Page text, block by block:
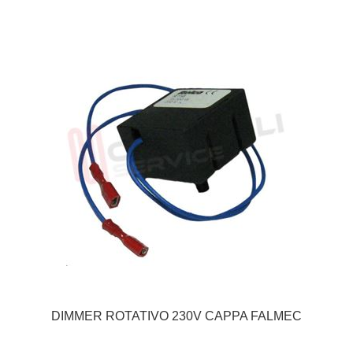
DIMMER ROTATIVO 230V CAPPA FALMEC